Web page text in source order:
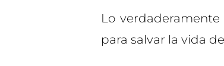
Lo
para salvar la vida